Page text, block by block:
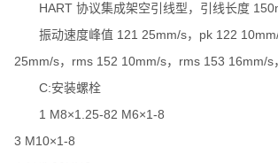
HART 协议集成架空引线型，引线长度
振动速度峰值 121 25mm/s，pk 122
25mm/s，rms 152 10mm/s，rms 153 16mm/
C:安装螺栓
1 M8×1.25-82 M6×1-8
3 M10×1-8